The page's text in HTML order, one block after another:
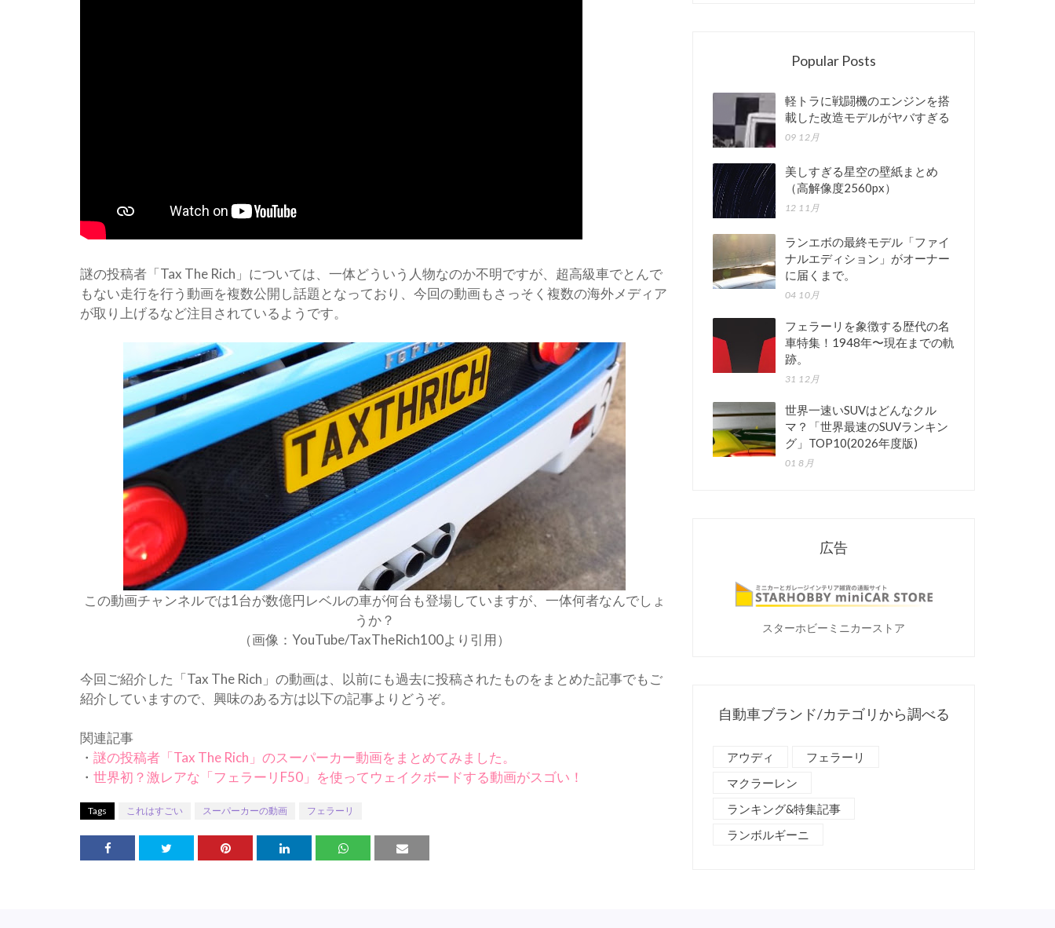
謎の投稿者「Tax The Rich」については、一体どういう人物なのか不明ですが、超高級車でとんで
もない走行を行う動画を複数公開し話題となっており、今回の動画もさっそく複数の海外メディア
が取り上げるなど注目されているようです。
この動画チャンネルでは1台が数億円レベルの車が何台も登場していますが、一体何者なんでしょ
うか？
（画像：YouTube/TaxTheRich100より引用）
今回ご紹介した「Tax The Rich」の動画は、以前にも過去に投稿されたものをまとめた記事でもご
紹介していますので、興味のある方は以下の記事よりどうぞ。
関連記事
・ 謎の投稿者「Tax The Rich」のスーパーカー動画をまとめてみました。
・ 世界初？激レアな「フェラーリF50」を使ってウェイクボードする動画がスゴい！
Tags これはすごい スーパーカーの動画 フェラーリ
Popular Posts
軽トラに戦闘機のエンジンを搭
載した改造モデルがヤバすぎる
09 12月
美しすぎる星空の壁紙まとめ
（高解像度2560px）
12 11月
ランエボの最終モデル「ファイ
ナルエディション」がオーナー
に届くまで。
04 10月
フェラーリを象徴する歴代の名
車特集！1948年〜現在までの軌
跡。
31 12月
世界一速いSUVはどんなクル
マ？「世界最速のSUVランキン
グ」TOP10(2026年度版)
01 8月
広告
スターホビーミニカーストア
自動車ブランド/カテゴリから調べる
アウディ
フェラーリ
マクラーレン
ランキング&特集記事
ランボルギーニ